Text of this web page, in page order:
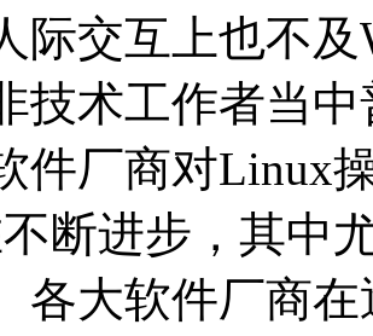
际交互上也不
技术工作者当
件厂商对Linux
断进步，其中
各大软件厂商